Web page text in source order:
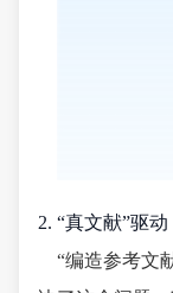
2. “真文献”驱
“编造参考文